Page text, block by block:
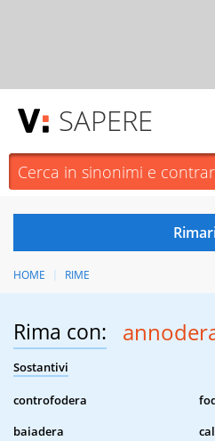
SAPERE
HOME RIME
Rima con:
Sostantivi
controfodera
baiadera